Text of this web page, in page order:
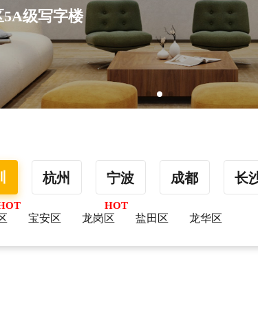
杭州 宁波 成都 长
宝安区 龙岗区 盐田区 龙华区